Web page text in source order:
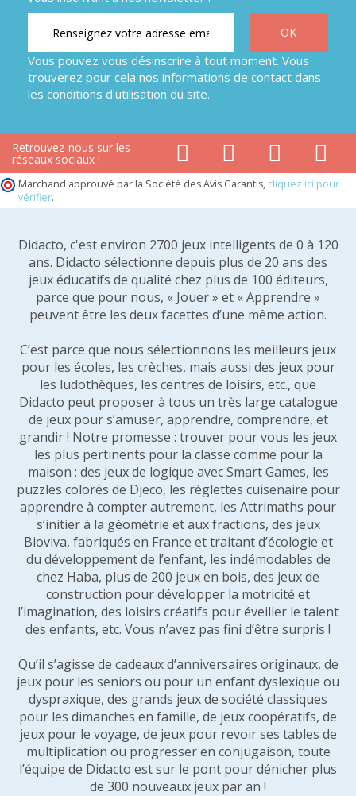
Vous pouvez vous désinscrire à tout moment. Vous
trouverez pour cela nos informations de contact dans
les conditions d'utilisation du site.
Retrouvez-nous sur les
réseaux sociaux !
Marchand approuvé par la Société des Avis Garantis, cliquez ici pour
vérifier.
Didacto, c'est environ 2700 jeux intelligents de 0 à 120
ans. Didacto sélectionne depuis plus de 20 ans des
jeux éducatifs de qualité chez plus de 100 éditeurs,
parce que pour nous, « Jouer » et « Apprendre »
peuvent être les deux facettes d’une même action.
C’est parce que nous sélectionnons les meilleurs jeux
pour les écoles, les crèches, mais aussi des jeux pour
les ludothèques, les centres de loisirs, etc., que
Didacto peut proposer à tous un très large catalogue
de jeux pour s’amuser, apprendre, comprendre, et
grandir ! Notre promesse : trouver pour vous les jeux
les plus pertinents pour la classe comme pour la
maison : des jeux de logique avec Smart Games, les
puzzles colorés de Djeco, les réglettes cuisenaire pour
apprendre à compter autrement, les Attrimaths pour
s’initier à la géométrie et aux fractions, des jeux
Bioviva, fabriqués en France et traitant d’écologie et
du développement de l’enfant, les indémodables de
chez Haba, plus de 200 jeux en bois, des jeux de
construction pour développer la motricité et
l’imagination, des loisirs créatifs pour éveiller le talent
des enfants, etc. Vous n’avez pas fini d’être surpris !
Qu’il s’agisse de cadeaux d’anniversaires originaux, de
jeux pour les seniors ou pour un enfant dyslexique ou
dyspraxique, des grands jeux de société classiques
pour les dimanches en famille, de jeux coopératifs, de
jeux pour le voyage, de jeux pour revoir ses tables de
multiplication ou progresser en conjugaison, toute
l’équipe de Didacto est sur le pont pour dénicher plus
de 300 nouveaux jeux par an !